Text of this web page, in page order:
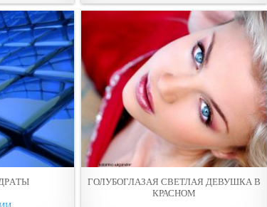
ГОЛУБОГЛАЗАЯ СВЕТЛАЯ ДЕВУШКА В
КРАСНOМ